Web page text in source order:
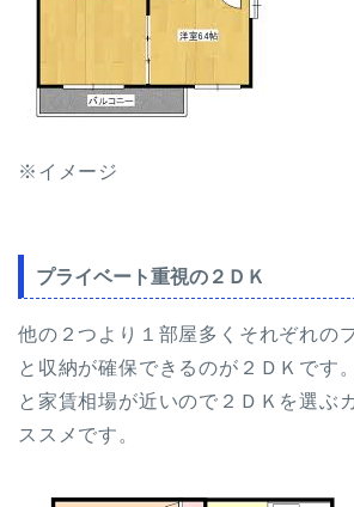
※イメージ
プライベート重視の２ＤＫ
他の２つより１部屋多くそれぞれの
と収納が確保できるのが２ＤＫです
と家賃相場が近いので２ＤＫを選ぶ
ススメです。